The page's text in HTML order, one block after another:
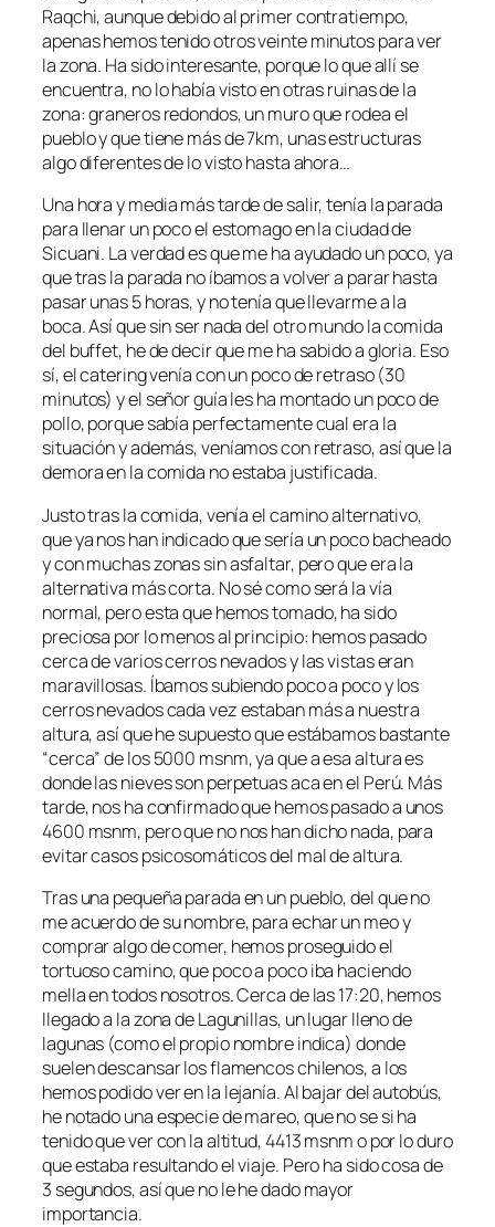
Raqchi, aunque debido al primer contratiempo,
apenas hemos tenido otros veinte minutos para ver
la zona. Ha sido interesante, porque lo que allí se
encuentra, no lo había visto en otras ruinas de la
zona: graneros redondos, un muro que rodea el
pueblo y que tiene más de 7km, unas estructuras
algo diferentes de lo visto hasta ahora…
Una hora y media más tarde de salir, tenía la parada
para llenar un poco el estomago en la ciudad de
Sicuani. La verdad es que me ha ayudado un poco, ya
que tras la parada no íbamos a volver a parar hasta
pasar unas 5 horas, y no tenía que llevarme a la
boca. Así que sin ser nada del otro mundo la comida
del buffet, he de decir que me ha sabido a gloria. Eso
sí, el catering venía con un poco de retraso (30
minutos) y el señor guía les ha montado un poco de
pollo, porque sabía perfectamente cual era la
situación y además, veníamos con retraso, así que la
demora en la comida no estaba justificada.
Justo tras la comida, venía el camino alternativo,
que ya nos han indicado que sería un poco bacheado
y con muchas zonas sin asfaltar, pero que era la
alternativa más corta. No sé como será la vía
normal, pero esta que hemos tomado, ha sido
preciosa por lo menos al principio: hemos pasado
cerca de varios cerros nevados y las vistas eran
maravillosas. Íbamos subiendo poco a poco y los
cerros nevados cada vez estaban más a nuestra
altura, así que he supuesto que estábamos bastante
“cerca” de los 5000 msnm, ya que a esa altura es
donde las nieves son perpetuas aca en el Perú. Más
tarde, nos ha confirmado que hemos pasado a unos
4600 msnm, pero que no nos han dicho nada, para
evitar casos psicosomáticos del mal de altura.
Tras una pequeña parada en un pueblo, del que no
me acuerdo de su nombre, para echar un meo y
comprar algo de comer, hemos proseguido el
tortuoso camino, que poco a poco iba haciendo
mella en todos nosotros. Cerca de las 17:20, hemos
llegado a la zona de Lagunillas, un lugar lleno de
lagunas (como el propio nombre indica) donde
suelen descansar los flamencos chilenos, a los
hemos podido ver en la lejanía. Al bajar del autobús,
he notado una especie de mareo, que no se si ha
tenido que ver con la altitud, 4413 msnm o por lo duro
que estaba resultando el viaje. Pero ha sido cosa de
3 segundos, así que no le he dado mayor
importancia.